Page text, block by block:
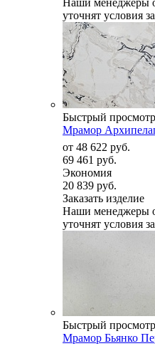
Наши менеджеры
уточнят условия
Быстрый просмотр
Мрамор
от 48 622 руб.
69 461 руб.
Экономия
20 839 руб.
Заказать изделие
Наши менеджеры
уточнят условия
Быстрый просмотр
Мрамор Бьянко